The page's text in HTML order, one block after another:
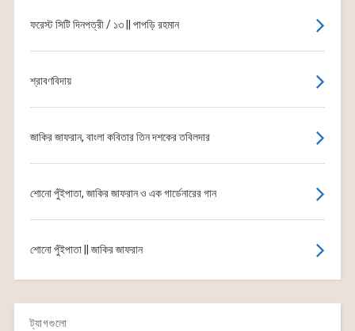
ফরেস্ট সিটি দিনপত্রী / ১৩ || পাপড়ি রহমান
শ্রাবণবিদায়
জাকির জাফরান, বাংলা কবিতার তিন দশকের তবিলদার
শোনো পুঁইপাতা, জাকির জাফরান ও এক গার্ডেনারের গান
শোনো পুঁইপাতা || জাকির জাফরান
ট্যাগগুলো